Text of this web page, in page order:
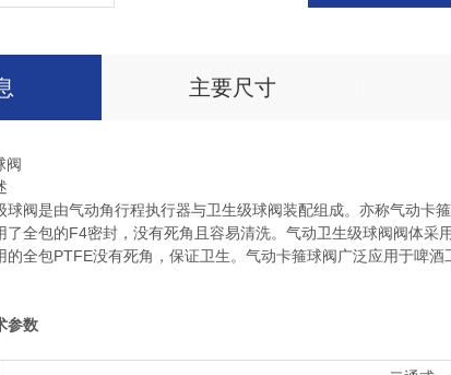
主要尺寸
阀
球阀是由气动角行程执行器与卫生级球阀装配组成。亦称气动卡
了全包的F4密封，没有死角且容易清洗。气动卫生级球阀阀体
的全包PTFE没有死角，保证卫生。气动卡箍球阀广泛应用于啤
参数